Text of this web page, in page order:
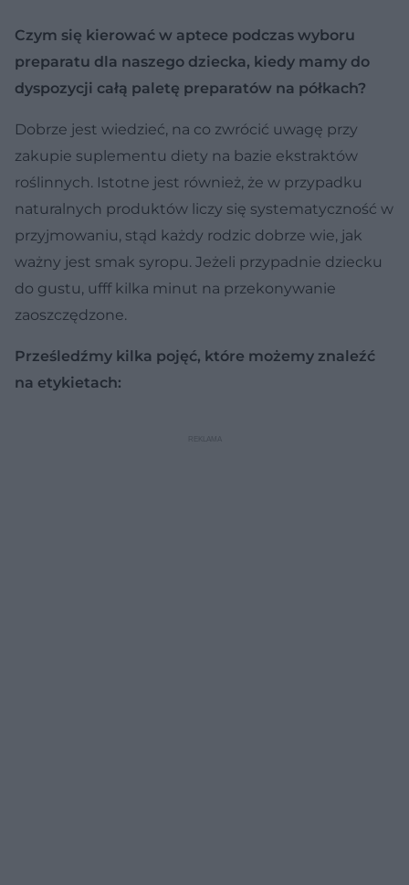
Czym się kierować w aptece podczas wyboru
preparatu dla naszego dziecka, kiedy mamy do
dyspozycji całą paletę preparatów na półkach?
Dobrze jest wiedzieć, na co zwrócić uwagę przy
zakupie suplementu diety na bazie ekstraktów
roślinnych. Istotne jest również, że w przypadku
naturalnych produktów liczy się systematyczność w
przyjmowaniu, stąd każdy rodzic dobrze wie, jak
ważny jest smak syropu. Jeżeli przypadnie dziecku
do gustu, ufff kilka minut na przekonywanie
zaoszczędzone.
Prześledźmy kilka pojęć, które możemy znaleźć
na etykietach: